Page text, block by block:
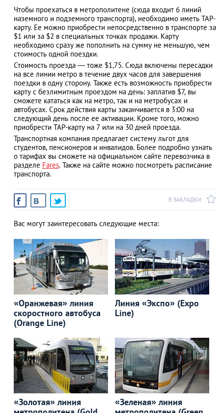
Чтобы проехаться в метрополитене (сюда входит 6 линий
наземного и подземного транспорта), необходимо иметь TAP-
карту. Ее можно приобрести непосредственно в транспорте за
$1 или за $2 в специальных точках продажи. Карту
необходимо сразу же пополнить на сумму не меньшую, чем
стоимость одной поездки.
Стоимость проезда — тоже $1,75. Сюда включены пересадки
на все линии метро в течение двух часов для завершения
поездки в одну сторону. Также есть возможность приобрести
карту с безлимитным проездом на день: заплатив $7, вы
сможете кататься как на метро, так и на метробусах и
автобусах. Срок действия карты заканчивается в 3:00 на
следующий день после ее активации. Кроме того, можно
приобрести TAP-карту на 7 или на 30 дней проезда.
Транспортная компания предлагает систему льгот для
студентов, пенсионеров и инвалидов. Более подробно узнать
о тарифах вы сможете на официальном сайте перевозчика в
разделе Fares. Также на сайте можно посмотреть расписание
транспорта.
В ЗАКЛАДКИ
Вас могут заинтересовать следующие места:
«Оранжевая» линия
скоростного автобуса
(Orange Line)
Линия «Экспо» (Expo
Line)
«Золотая» линия
«Зеленая» линия